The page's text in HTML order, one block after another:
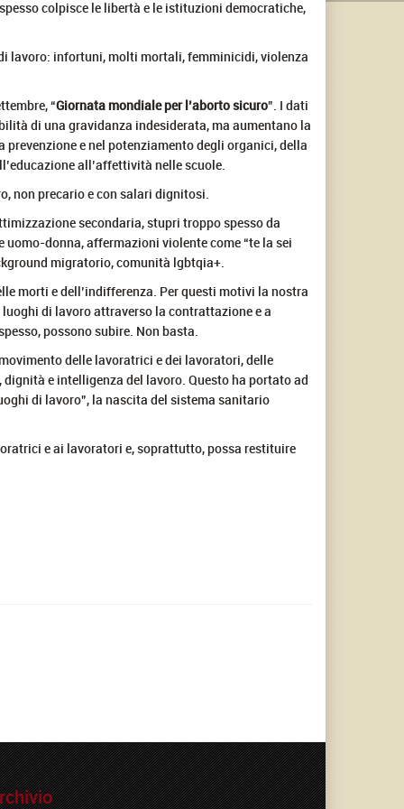
colpisce le libertà e le istituzioni democratiche,
lavoro: infortuni, molti mortali, femminicidi, violenza
“Giornata mondiale per l’aborto sicuro”. I dati
di una gravidanza indesiderata, ma aumentano la
e nel potenziamento degli organici, della
all’affettività nelle scuole.
non precario e con salari dignitosi.
secondaria, stupri troppo spesso da
donna, affermazioni violente come “te la sei
migratorio, comunità lgbtqia+.
morti e dell’indifferenza. Per questi motivi la nostra
di lavoro attraverso la contrattazione e a
possono subire. Non basta.
delle lavoratrici e dei lavoratori, delle
e intelligenza del lavoro. Questo ha portato ad
di lavoro”, la nascita del sistema sanitario
e ai lavoratori e, soprattutto, possa restituire